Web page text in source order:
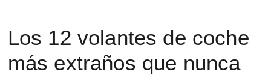
Los 12 volantes de coche
más extraños que nunca